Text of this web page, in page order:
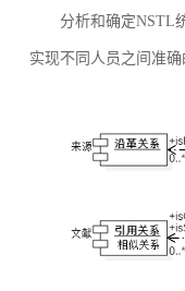
分析和确定NSTL
实现不同人员之间准